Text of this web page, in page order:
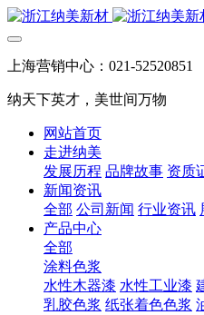
上海营销中心：021-52520851
纳天下英才，美世间万物
网站首页
走进纳美
发展历程 品牌故事 资质
新闻资讯
全部 公司新闻 行业资讯
产品中心
全部
涂料色浆
水性木器漆 水性工业漆
乳胶色浆 纸张着色色浆